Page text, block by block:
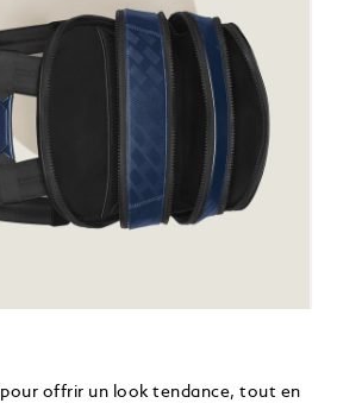
offrir un look tendance, tout en